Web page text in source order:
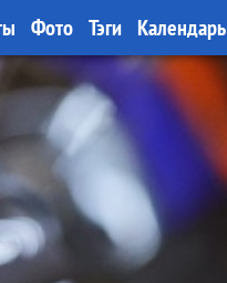
Фото Тэги Календарь